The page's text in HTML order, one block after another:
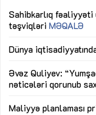
Sahibkarlıq
təşviqləri MƏQALƏ
Dünya
Əvəz Quliyev:
nəticələri qorunub
Maliyyə planlaması